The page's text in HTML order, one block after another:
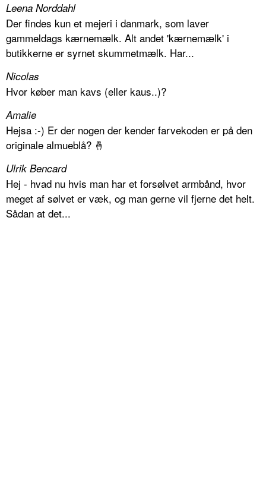
Leena Norddahl
Der findes kun et mejeri i danmark, som laver
gammeldags kærnemælk. Alt andet 'kærnemælk' i
butikkerne er syrnet skummetmælk. Har...
Nicolas
Hvor køber man kavs (eller kaus..)?
Amalie
Hejsa :-) Er der nogen der kender farvekoden er på den
originale almueblå? 🤞
Ulrik Bencard
Hej - hvad nu hvis man har et forsølvet armbånd, hvor
meget af sølvet er væk, og man gerne vil fjerne det helt.
Sådan at det...